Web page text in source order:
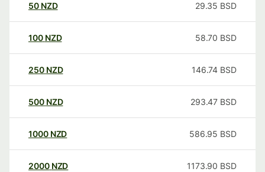
50 NZD 29.35 BSD
100 NZD 58.70 BSD
250 NZD 146.74 BSD
500 NZD 293.47 BSD
1000 NZD 586.95 BSD
2000 NZD 1173.90 BSD